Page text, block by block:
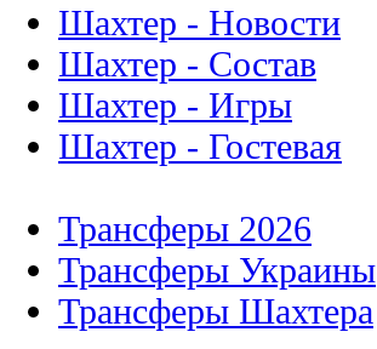
Шахтер - Новости
Шахтер - Состав
Шахтер - Игры
Шахтер - Гостевая
Трансферы 2026
Трансферы Украины
Трансферы Шахтера